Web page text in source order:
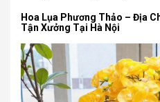
Hoa Lụa Phương Thảo – Địa
Tận Xưởng Tại Hà Nội